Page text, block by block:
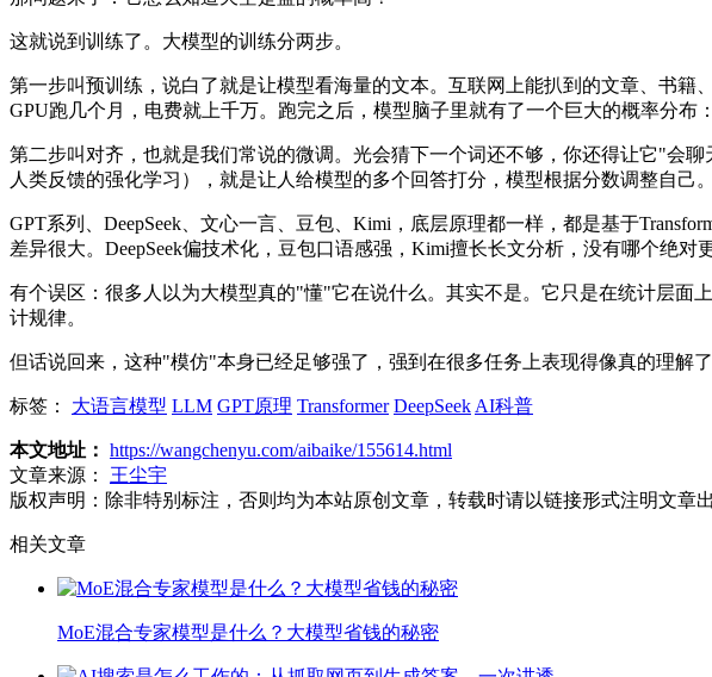
这就说到训练了。大模型的训练分两步。
第一步叫预训练，说白了就是让模型看海量的文本。互联网上能扒到的文章、书
GPU跑几个月，电费就上千万。跑完之后，模型脑子里就有了一个巨大的概率分布
第二步叫对齐，也就是我们常说的微调。光会猜下一个词还不够，你还得让它"
人类反馈的强化学习），就是让人给模型的多个回答打分，模型根据分数调整自己。
GPT系列、DeepSeek、文心一言、豆包、Kimi，底层原理都一样，都是基于
差异很大。DeepSeek偏技术化，豆包口语感强，Kimi擅长长文分析，没有哪个绝对
有个误区：很多人以为大模型真的"懂"它在说什么。其实不是。它只是在统计层
计规律。
但话说回来，这种"模仿"本身已经足够强了，强到在很多任务上表现得像真的理解
标签： 大语言模型 LLM GPT原理 Transformer DeepSeek AI科普
本文地址： https://wangchenyu.com/aibaike/155614.html
文章来源：
王尘宇
版权声明： 除非特别标注，否则均为本站原创文章，转载时请以链接形式注明文章出
相关文章
MoE混合专家模型是什么？大模型省钱的秘密